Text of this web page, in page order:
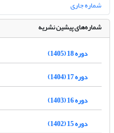
شماره جاری
شماره‌های پیشین نشریه
دوره 18 (1405)
دوره 17 (1404)
دوره 16 (1403)
دوره 15 (1402)